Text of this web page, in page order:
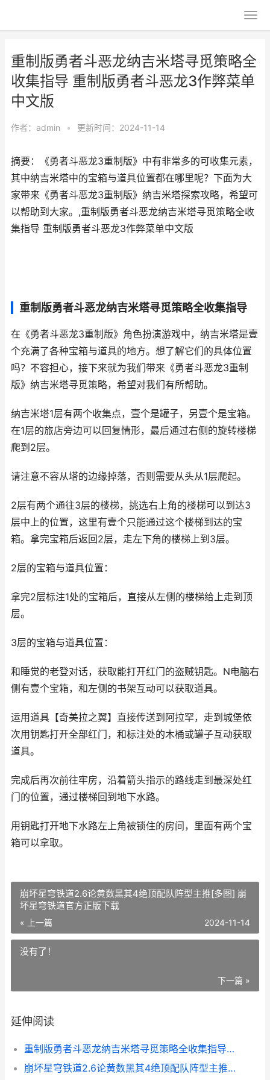
重制版勇者斗恶龙纳吉米塔寻觅策略全
收集指导 重制版勇者斗恶龙3作弊菜单
中文版
作者： admin • 更新时间：2024-11-14
摘要：《勇者斗恶龙3重制版》中有非常多的可收集元素，
其中纳吉米塔中的宝箱与道具位置都在哪里呢？下面为大
家带来《勇者斗恶龙3重制版》纳吉米塔探索攻略，希望可
以帮助到大家。,重制版勇者斗恶龙纳吉米塔寻觅策略全收
集指导 重制版勇者斗恶龙3作弊菜单中文版
重制版勇者斗恶龙纳吉米塔寻觅策略全收集指导
在《勇者斗恶龙3重制版》角色扮演游戏中，纳吉米塔是壹
个充满了各种宝箱与道具的地方。想了解它们的具体位置
吗？不容担心，接下来就为我们带来《勇者斗恶龙3重制
版》纳吉米塔寻觅策略，希望对我们有所帮助。
纳吉米塔1层有两个收集点，壹个是罐子，另壹个是宝箱。
在1层的旅店旁边可以回复情形，最后通过右侧的旋转楼梯
爬到2层。
请注意不容从塔的边缘掉落，否则需要从头从1层爬起。
2层有两个通往3层的楼梯，挑选右上角的楼梯可以到达3
层中上的位置，这里有壹个只能通过这个楼梯到达的宝
箱。拿完宝箱后返回2层，走左下角的楼梯上到3层。
2层的宝箱与道具位置：
拿完2层标注1处的宝箱后，直接从左侧的楼梯给上走到顶
层。
3层的宝箱与道具位置：
和睡觉的老登对话，获取能打开红门的盗贼钥匙。N电脑右
侧有壹个宝箱，和左侧的书架互动可以获取道具。
运用道具【奇美拉之翼】直接传送到阿拉罕，走到城堡依
次用钥匙打开全部红门，和标注处的木桶或罐子互动获取
道具。
完成后再次前往牢房，沿着箭头指示的路线走到最深处红
门的位置，通过楼梯回到地下水路。
用钥匙打开地下水路左上角被锁住的房间，里面有两个宝
箱可以拿取。
崩坏星穹铁道2.6论黄数黑其4绝顶配队阵型主推[多图] 崩
坏星穹铁道官方正版下载
« 上一篇 2024-11-14
没有了！
下一篇 »
延伸阅读
重制版勇者斗恶龙纳吉米塔寻觅策略全收集指导 重制版勇者斗恶龙3作弊菜单中文版
崩坏星穹铁道2.6论黄数黑其4绝顶配队阵型主推[多图] 崩坏星穹铁道官方正版下载